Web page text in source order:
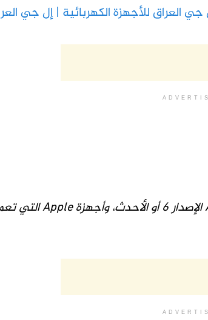
جي العراق للأجهزة الكهربائية | إل جي
الإصدار 6 أو الأحدث، وأجهزة Appleالتي